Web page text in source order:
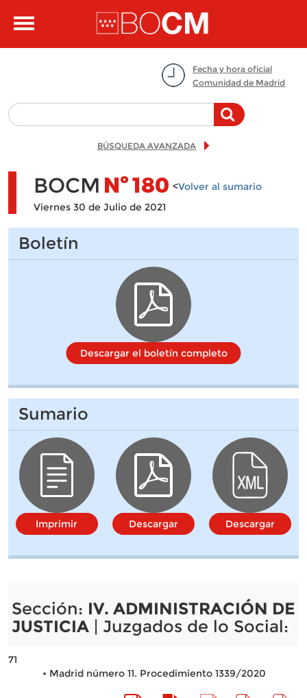
Toggle
Fecha y hora oficial
Comunidad de Madrid
BÚSQUEDA AVANZADA
BOCM Nº180 <Volver al sumario
Viernes 30 de Julio de 2021
Boletín
Descargar el boletín completo
Sumario
Imprimir Descargar Descargar
Sección: IV. ADMINISTRACIÓN DE
JUSTICIA| Juzgados de lo Social:
71
• Madrid número 11. Procedimiento 1339/2020